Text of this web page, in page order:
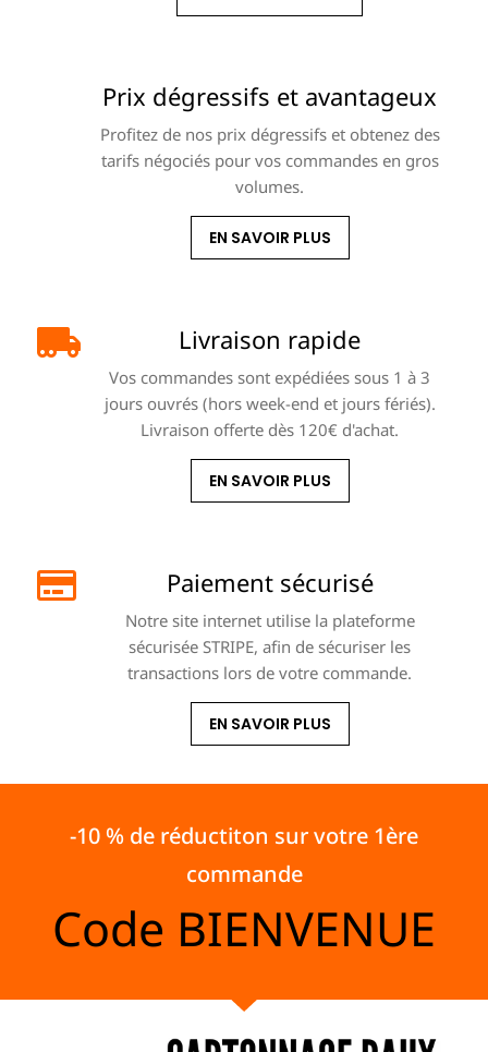
Prix dégressifs et avantageux
Profitez de nos prix dégressifs et obtenez des
tarifs négociés pour vos commandes en gros
volumes.
EN SAVOIR PLUS
Livraison rapide
Vos commandes sont expédiées sous 1 à 3
jours ouvrés (hors week-end et jours fériés).
Livraison offerte dès 120€ d'achat.
EN SAVOIR PLUS
Paiement sécurisé
Notre site internet utilise la plateforme
sécurisée STRIPE, afin de sécuriser les
transactions lors de votre commande.
EN SAVOIR PLUS
-10 % de réductiton sur votre 1ère
commande
Code BIENVENUE